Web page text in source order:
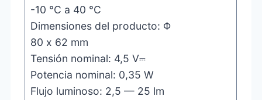
-10 °C a 40 °C
Dimensiones del producto: Φ
80 x 62 mm
Tensión nominal: 4,5 V⎓
Potencia nominal: 0,35 W
Flujo luminoso: 2,5 — 25 lm